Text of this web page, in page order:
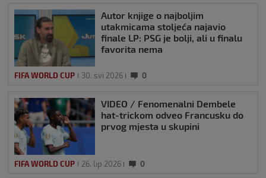
Autor knjige o najboljim
utakmicama stoljeća najavio
finale LP: PSG je bolji, ali u finalu
favorita nema
FIFA WORLD CUP 30. svi 2026 0
VIDEO / Fenomenalni Dembele
hat-trickom odveo Francusku do
prvog mjesta u skupini
FIFA WORLD CUP 26. lip 2026 0